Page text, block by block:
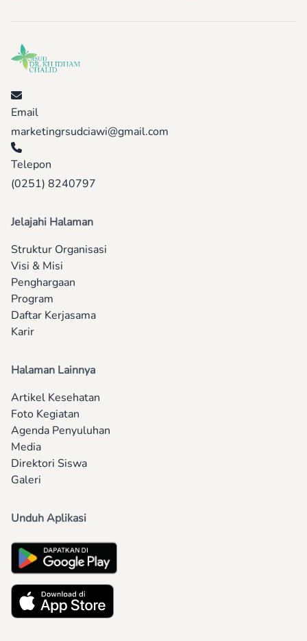
Email
marketingrsudciawi@gmail.com
Telepon
(0251) 8240797
Jelajahi Halaman
Struktur Organisasi
Visi & Misi
Penghargaan
Program
Daftar Kerjasama
Karir
Halaman Lainnya
Artikel Kesehatan
Foto Kegiatan
Agenda Penyuluhan
Media
Direktori Siswa
Galeri
Unduh Aplikasi